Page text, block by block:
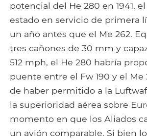
potencial del He 280 en 1941,
estado en servicio de primera
un año antes que el Me 262.
tres cañones de 30 mm y
512 mph, el He 280 habría
puente entre el Fw 190 y el Me
de haber permitido a la
la superioridad aérea sobre
momento en que los Aliados
un avión comparable. Si bien